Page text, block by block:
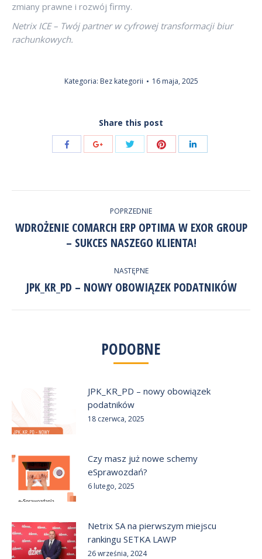
zmiany prawne i rozwój firmy.
Netrix ICE – Twój partner w cyfrowej transformacji biur
rachunkowych.
Kategoria: Bez kategorii 16 maja, 2025
Share this post
Udostępnij UdostępnijUdostępnijUdostępnij
WPISÓW
POPRZEDNIE
Poprzedni
wpis:
WDROŻENIE COMARCH ERP OPTIMA W EXOR GROUP
– SUKCES NASZEGO KLIENTA!
NASTĘPNE
Następny
JPK_KR_PD – NOWY OBOWIĄZEK PODATNIKÓW
PODOBNE
JPK_KR_PD – nowy obowiązek
podatników
18 czerwca, 2025
Czy masz już nowe schemy
eSprawozdań?
6 lutego, 2025
Netrix SA na pierwszym miejscu
rankingu SETKA LAWP
26 września, 2024